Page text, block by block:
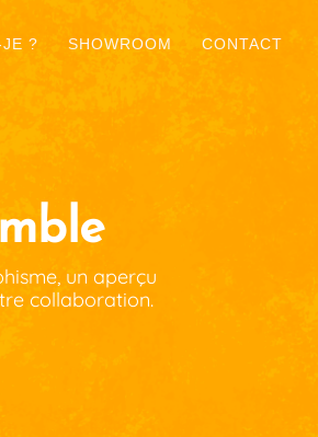
? SHOWROOM CONTACT
un aperçu
collaboration.